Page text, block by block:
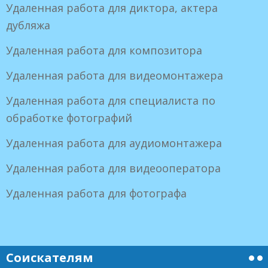
Удаленная работа для диктора, актера
дубляжа
Удаленная работа для композитора
Удаленная работа для видеомонтажера
Удаленная работа для специалиста по
обработке фотографий
Удаленная работа для аудиомонтажера
Удаленная работа для видеооператора
Удаленная работа для фотографа
Соискателям